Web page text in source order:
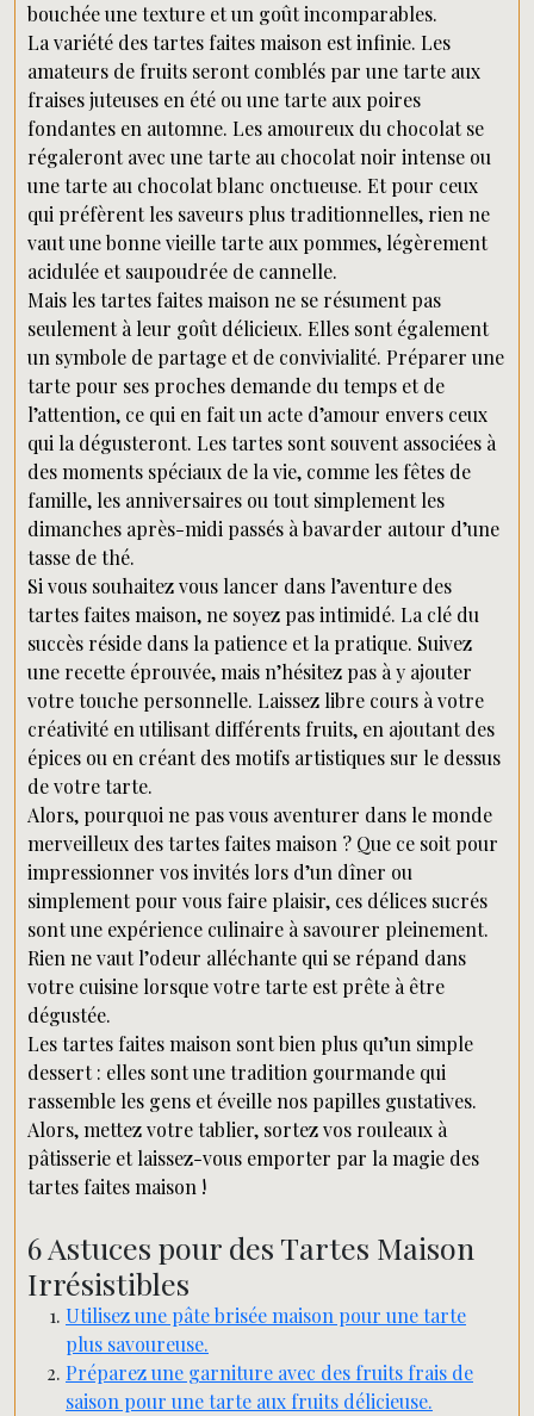
bouchée une texture et un goût incomparables.
La variété des tartes faites maison est infinie. Les
amateurs de fruits seront comblés par une tarte aux
fraises juteuses en été ou une tarte aux poires
fondantes en automne. Les amoureux du chocolat se
régaleront avec une tarte au chocolat noir intense ou
une tarte au chocolat blanc onctueuse. Et pour ceux
qui préfèrent les saveurs plus traditionnelles, rien ne
vaut une bonne vieille tarte aux pommes, légèrement
acidulée et saupoudrée de cannelle.
Mais les tartes faites maison ne se résument pas
seulement à leur goût délicieux. Elles sont également
un symbole de partage et de convivialité. Préparer une
tarte pour ses proches demande du temps et de
l’attention, ce qui en fait un acte d’amour envers ceux
qui la dégusteront. Les tartes sont souvent associées à
des moments spéciaux de la vie, comme les fêtes de
famille, les anniversaires ou tout simplement les
dimanches après-midi passés à bavarder autour d’une
tasse de thé.
Si vous souhaitez vous lancer dans l’aventure des
tartes faites maison, ne soyez pas intimidé. La clé du
succès réside dans la patience et la pratique. Suivez
une recette éprouvée, mais n’hésitez pas à y ajouter
votre touche personnelle. Laissez libre cours à votre
créativité en utilisant différents fruits, en ajoutant des
épices ou en créant des motifs artistiques sur le dessus
de votre tarte.
Alors, pourquoi ne pas vous aventurer dans le monde
merveilleux des tartes faites maison ? Que ce soit pour
impressionner vos invités lors d’un dîner ou
simplement pour vous faire plaisir, ces délices sucrés
sont une expérience culinaire à savourer pleinement.
Rien ne vaut l’odeur alléchante qui se répand dans
votre cuisine lorsque votre tarte est prête à être
dégustée.
Les tartes faites maison sont bien plus qu’un simple
dessert : elles sont une tradition gourmande qui
rassemble les gens et éveille nos papilles gustatives.
Alors, mettez votre tablier, sortez vos rouleaux à
pâtisserie et laissez-vous emporter par la magie des
tartes faites maison !
6 Astuces pour des Tartes Maison
Irrésistibles
Utilisez une pâte brisée maison pour une tarte
plus savoureuse.
Préparez une garniture avec des fruits frais de
saison pour une tarte aux fruits délicieuse.